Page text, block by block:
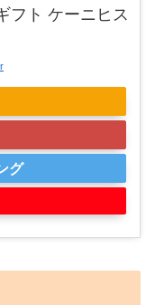
フト ケーニヒス
グ